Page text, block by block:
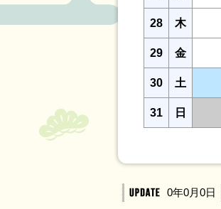
28 木
29 金
30 土
31 日
0年0月0日